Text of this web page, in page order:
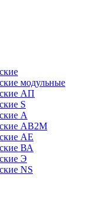
модульные
АП
S
А
АВ2М
АЕ
ВА
Э
NS